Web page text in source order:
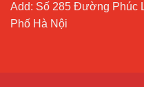
Add: Số 285 Đường Phúc
Phố Hà Nội